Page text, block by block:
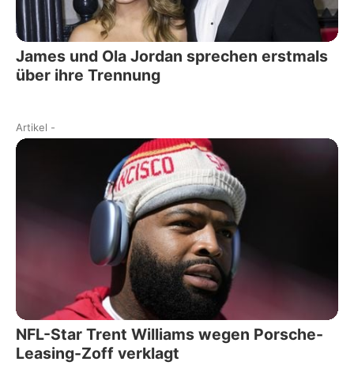
James und Ola Jordan sprechen erstmals
über ihre Trennung
Artikel -
NFL-Star Trent Williams wegen Porsche-
Leasing-Zoff verklagt